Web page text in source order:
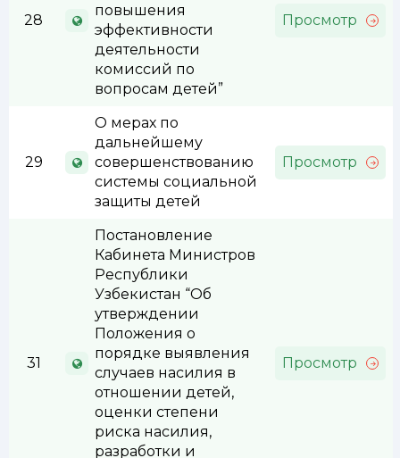
28
повышения
эффективности
деятельности
комиссий по
вопросам детей”
Просмотр
29
О мерах по
дальнейшему
совершенствованию
системы социальной
защиты детей
Просмотр
31
Постановление
Кабинета Министров
Республики
Узбекистан “Об
утверждении
Положения о
порядке выявления
случаев насилия в
отношении детей,
оценки степени
риска насилия,
разработки и
Просмотр